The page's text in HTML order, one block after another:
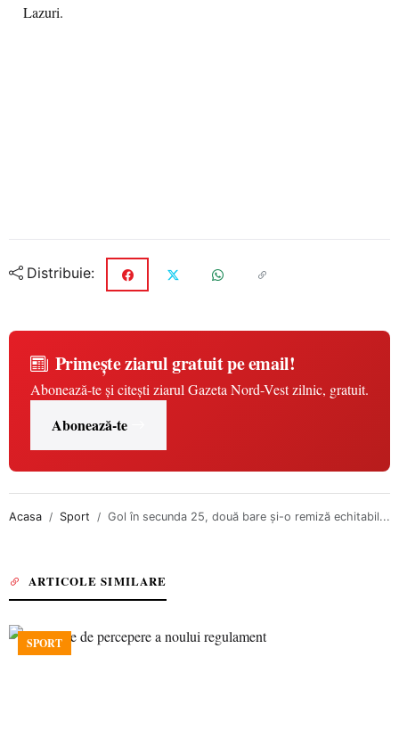
Lazuri.
Distribuie:
Primește ziarul gratuit pe email!
Abonează-te și citești ziarul Gazeta Nord-Vest zilnic, gratuit.
Abonează-te
Acasa Sport Gol în secunda 25, două bare și-o remiză echitabil...
ARTICOLE SIMILARE
SPORT